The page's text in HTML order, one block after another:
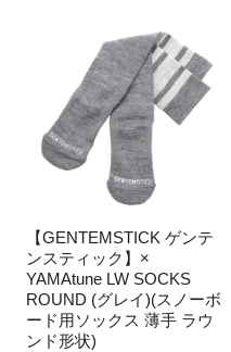
【GENTEMSTICK ゲンテ
ンスティック】×
YAMAtune LW SOCKS
ROUND (グレイ)(スノーボ
ード用ソックス 薄手 ラウ
ンド形状)